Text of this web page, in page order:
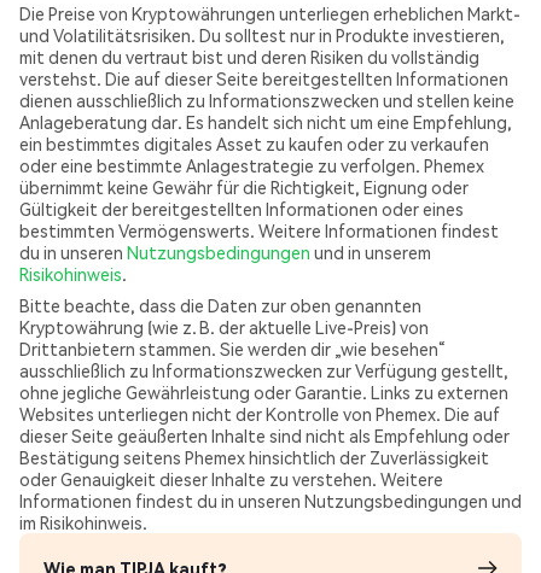
Die Preise von Kryptowährungen unterliegen erheblichen Markt-
und Volatilitätsrisiken. Du solltest nur in Produkte investieren,
mit denen du vertraut bist und deren Risiken du vollständig
verstehst. Die auf dieser Seite bereitgestellten Informationen
dienen ausschließlich zu Informationszwecken und stellen keine
Anlageberatung dar. Es handelt sich nicht um eine Empfehlung,
ein bestimmtes digitales Asset zu kaufen oder zu verkaufen
oder eine bestimmte Anlagestrategie zu verfolgen. Phemex
übernimmt keine Gewähr für die Richtigkeit, Eignung oder
Gültigkeit der bereitgestellten Informationen oder eines
bestimmten Vermögenswerts. Weitere Informationen findest
du in unseren Nutzungsbedingungen und in unserem
Risikohinweis.
Bitte beachte, dass die Daten zur oben genannten
Kryptowährung (wie z. B. der aktuelle Live-Preis) von
Drittanbietern stammen. Sie werden dir „wie besehen“
ausschließlich zu Informationszwecken zur Verfügung gestellt,
ohne jegliche Gewährleistung oder Garantie. Links zu externen
Websites unterliegen nicht der Kontrolle von Phemex. Die auf
dieser Seite geäußerten Inhalte sind nicht als Empfehlung oder
Bestätigung seitens Phemex hinsichtlich der Zuverlässigkeit
oder Genauigkeit dieser Inhalte zu verstehen. Weitere
Informationen findest du in unseren Nutzungsbedingungen und
im Risikohinweis.
Wie man TIPJA kauft?